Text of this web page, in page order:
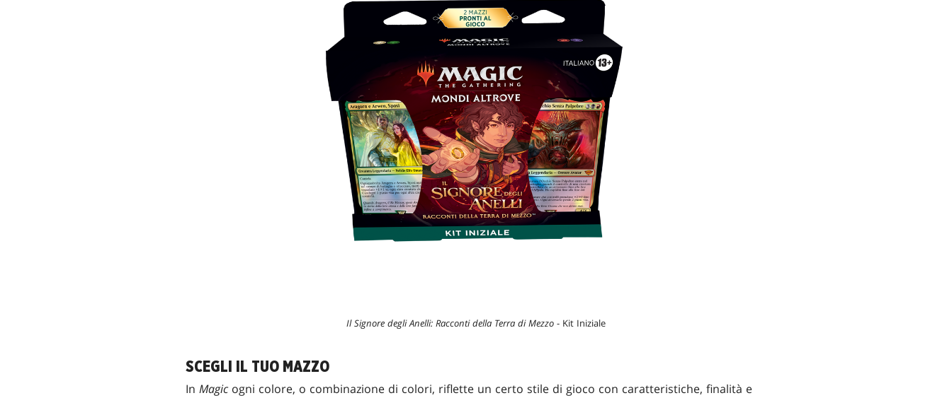
Il Signore degli Anelli: Racconti della Terra di Mezzo - Kit Iniziale
SCEGLI IL TUO MAZZO
In Magic ogni colore, o combinazione di colori, riflette un certo stile di gioco con caratteristiche, finalità e